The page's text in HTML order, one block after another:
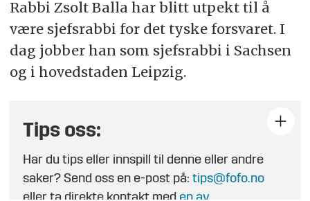
Rabbi Zsolt Balla har blitt utpekt til å
være sjefsrabbi for det tyske forsvaret. I
dag jobber han som sjefsrabbi i Sachsen
og i hovedstaden Leipzig.
Tips oss:
Har du tips eller innspill til denne eller andre
saker? Send oss en e-post på:tips@fofo.no
eller ta direkte kontakt med en av